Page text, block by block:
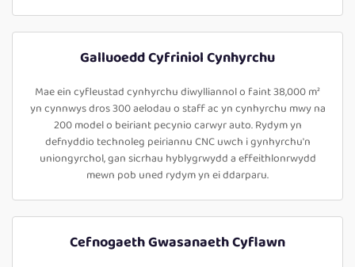
Galluoedd Cyfriniol Cynhyrchu
Mae ein cyfleustad cynhyrchu diwylliannol o faint 38,000 m²
yn cynnwys dros 300 aelodau o staff ac yn cynhyrchu mwy na
200 model o beiriant pecynio carwyr auto. Rydym yn
defnyddio technoleg peiriannu CNC uwch i gynhyrchu'n
uniongyrchol, gan sicrhau hyblygrwydd a effeithlonrwydd
mewn pob uned rydym yn ei ddarparu.
Cefnogaeth Gwasanaeth Cyflawn